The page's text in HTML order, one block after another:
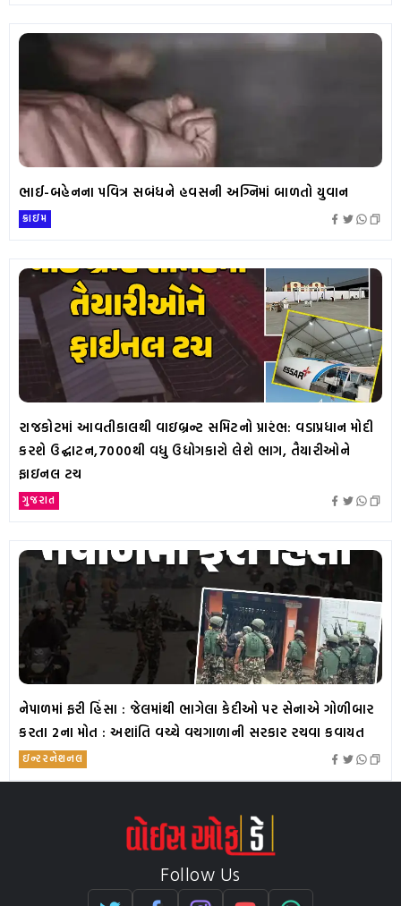
ભાઈ-બહેનના પવિત્ર સબંધને હવસની અગ્નિમાં બાળતો યુવાન
ક્રાઇમ
રાજકોટમાં આવતીકાલથી વાઇબ્રન્ટ સમિટનો પ્રારંભ: વડાપ્રધાન મોદી
કરશે ઉદ્ઘાટન,7000થી વધુ ઉદ્યોગકારો લેશે ભાગ, તૈયારીઓને
ફાઇનલ ટચ
ગુજરાત
નેપાળમાં ફરી હિંસા : જેલમાંથી ભાગેલા કેદીઓ પર સેનાએ ગોળીબાર
કરતા 2ના મોત : અશાંતિ વચ્ચે વચગાળાની સરકાર રચવા કવાયત
ઇન્ટરનેશનલ
Follow Us